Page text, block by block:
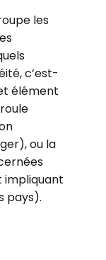
les
c’est-
élément
ou la
impliquant
pays).